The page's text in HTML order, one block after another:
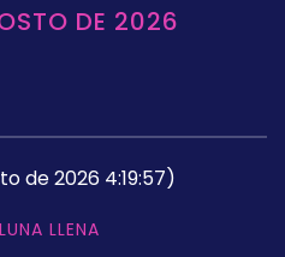
DE 2026
de 2026 4:19:57)
LLENA